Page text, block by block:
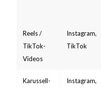
Reels /
TikTok-
Videos
Instagram,
TikTok
Karussell-
Instagram,